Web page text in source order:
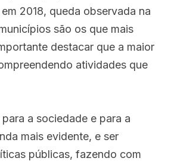
2018, queda observada na
são os que mais
destacar que a maior
atividades que
a sociedade e para a
mais evidente, e ser
públicas, fazendo com